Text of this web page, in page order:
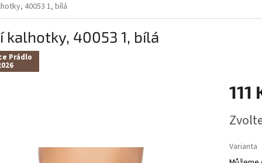
40053 1, bílá
kalhotky, 40053 1, bílá
Prádlo
111
cena:
Varianta